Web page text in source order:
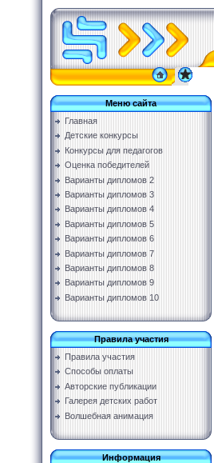
Меню сайта
Главная
Детские конкурсы
Конкурсы для педагогов
Оценка победителей
Варианты дипломов 2
Варианты дипломов 3
Варианты дипломов 4
Варианты дипломов 5
Варианты дипломов 6
Варианты дипломов 7
Варианты дипломов 8
Варианты дипломов 9
Варианты дипломов 10
Правила участия
Правила участия
Способы оплаты
Авторские публикации
Галерея детских работ
Волшебная анимация
Информация